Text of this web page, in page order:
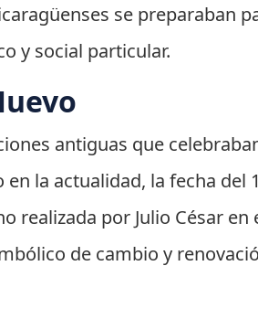
se preparaban
y social particular.
antiguas que
la actualidad, la fecha
por Julio César en
de cambio y